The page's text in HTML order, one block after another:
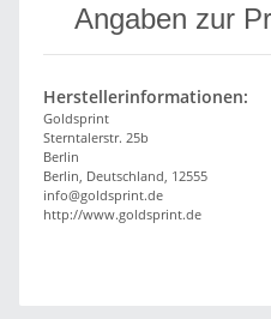
Angaben zur
Herstellerinformationen:
Goldsprint
Sterntalerstr. 25b
Berlin
Berlin, Deutschland, 12555
info@goldsprint.de
http://www.goldsprint.de